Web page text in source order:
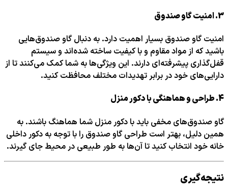
3. امنیت گاو صندوق
امنیت گاو صندوق بسیار اهمیت دارد. به دنبال گاو صندوق‌هایی
باشید که از مواد مقاوم و با کیفیت ساخته شده‌اند و سیستم
قفل‌گذاری پیشرفته‌ای دارند. این ویژگی‌ها به شما کمک می‌کنند تا از
دارایی‌های خود در برابر تهدیدات مختلف محافظت کنید.
4. طراحی و هماهنگی با دکور منزل
گاو صندوق‌های مخفی باید با دکور منزل شما هماهنگ باشند. به
همین دلیل، بهتر است طراحی گاو صندوق را با توجه به دکور داخلی
خانه خود انتخاب کنید تا آن‌ها به طور طبیعی در محیط جای گیرند.
نتیجه‌گیری